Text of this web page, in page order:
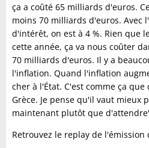
ça a coûté 65 milliards d'euros.
moins 70 milliards d'euros. Avec
d'intérêt, on est à 4 %. Rien que
cette année, ça va nous coûter
70 milliards d'euros. Il y a
l'inflation. Quand l'inflation
cher à l'État. C'est comme ça que
Grèce. Je pense qu'il vaut mieux
maintenant plutôt que
Retrouvez le replay de